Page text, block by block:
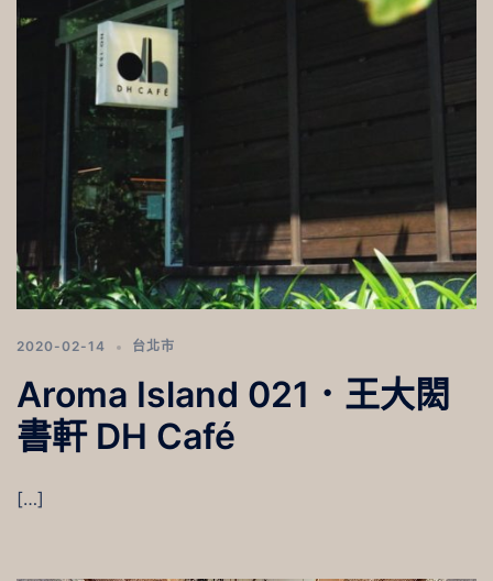
2020-02-14 台北市
Aroma Island 021．王大閎
書軒 DH Café
[…]